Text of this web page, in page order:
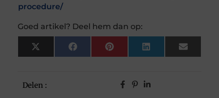
Delen :
procedure/
Goed artikel? Deel hem dan op:
X
(Twitter)
FacebookPinterestLinkedInEmail